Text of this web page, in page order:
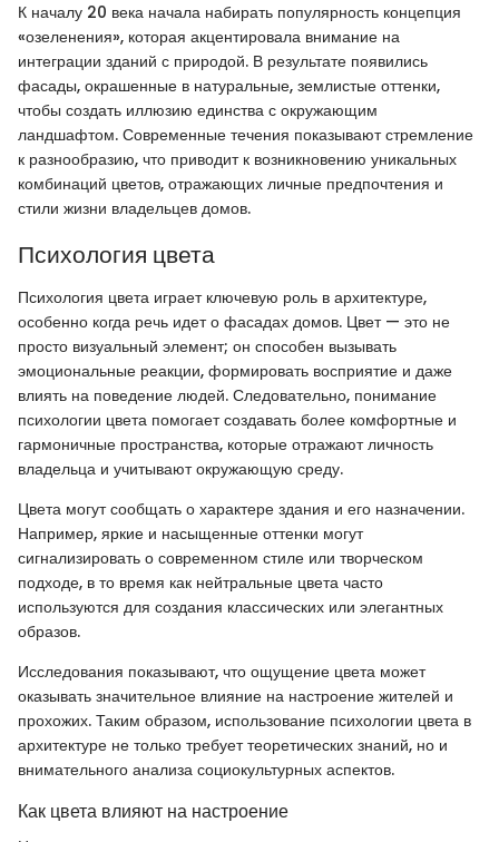
К началу 20 века начала набирать популярность концепция
«озеленения», которая акцентировала внимание на
интеграции зданий с природой. В результате появились
фасады, окрашенные в натуральные, землистые оттенки,
чтобы создать иллюзию единства с окружающим
ландшафтом. Современные течения показывают стремление
к разнообразию, что приводит к возникновению уникальных
комбинаций цветов, отражающих личные предпочтения и
стили жизни владельцев домов.
Психология цвета
Психология цвета играет ключевую роль в архитектуре,
особенно когда речь идет о фасадах домов. Цвет — это не
просто визуальный элемент; он способен вызывать
эмоциональные реакции, формировать восприятие и даже
влиять на поведение людей. Следовательно, понимание
психологии цвета помогает создавать более комфортные и
гармоничные пространства, которые отражают личность
владельца и учитывают окружающую среду.
Цвета могут сообщать о характере здания и его назначении.
Например, яркие и насыщенные оттенки могут
сигнализировать о современном стиле или творческом
подходе, в то время как нейтральные цвета часто
используются для создания классических или элегантных
образов.
Исследования показывают, что ощущение цвета может
оказывать значительное влияние на настроение жителей и
прохожих. Таким образом, использование психологии цвета в
архитектуре не только требует теоретических знаний, но и
внимательного анализа социокультурных аспектов.
Как цвета влияют на настроение